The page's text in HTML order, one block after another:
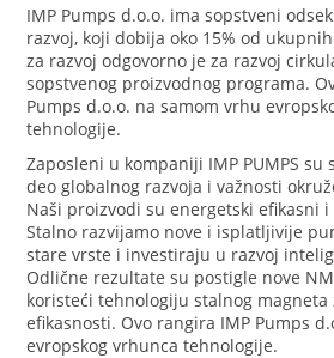
IMP Pumps d.o.o. ima sopstveni
razvoj, koji dobija oko 15% od
za razvoj odgovorno je za razvoj
sopstvenog proizvodnog programa.
Pumps d.o.o. na samom vrhu
tehnologije.
Zaposleni u kompaniji IMP PUMPS su
deo globalnog razvoja i važnosti
Naši proizvodi su energetski efikasni
Stalno razvijamo nove i isplatljivije
stare vrste i investiraju u razvoj
Odlične rezultate su postigle nove
koristeći tehnologiju stalnog magneta
efikasnosti. Ovo rangira IMP Pumps
evropskog vrhunca tehnologije.